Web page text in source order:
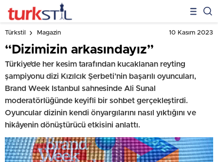
Türkstil Magazin 10 Kasım 2023
“Dizimizin arkasındayız”
Türkiye’de her kesim tarafından kucaklanan reyting
şampiyonu dizi Kızılcık Şerbeti’nin başarılı oyuncuları,
Brand Week Istanbul sahnesinde Ali Sunal
moderatörlüğünde keyifli bir sohbet gerçekleştirdi.
Oyuncular dizinin kendi önyargılarını nasıl yıktığını ve
hikâyenin dönüştürücü etkisini anlattı.